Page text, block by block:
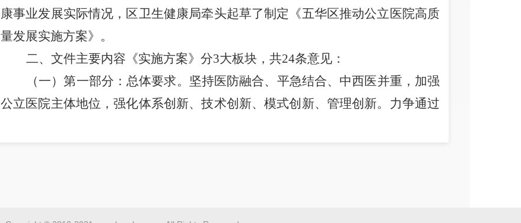
康事业发展实际情况， 区卫生健康局牵头起草了制定《五华区推动公立医院高质
量发展实施方案》 。
二、文件主要内容《实施方案》分3大板块，共24条意见：
（一）第一部分： 总体要求。 坚持医防融合、平急结合、中西医并重 ，加强
公立医院主体地位，强化体系创新、技术创新、模式创新、管理创新。力争通过